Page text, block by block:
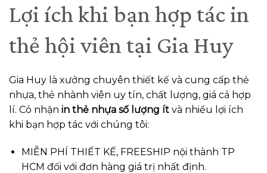
Lợi ích khi bạn hợp tác in
thẻ hội viên tại Gia Huy
Gia Huy là xưởng chuyên thiết kế và cung cấp thẻ
nhựa, thẻ nhành viên uy tín, chất lượng, giá cả hợp
lí. Có nhận in thẻ nhựa số lượng ít và nhiều lợi ích
khi bạn hợp tác với chúng tôi:
MIỄN PHÍ THIẾT KẾ, FREESHIP nội thành TP
HCM đối với đơn hàng giá trị nhất định.